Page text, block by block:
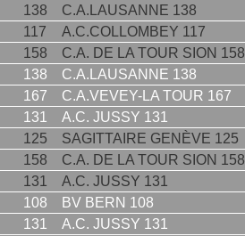
138 C.A.LAUSANNE 138
117 A.C.COLLOMBEY 117
158 C.A. DE LA TOUR SION 158
138 C.A.LAUSANNE 138
167 C.A.VEVEY-LA TOUR 167
131 A.C. JUSSY 131
125 SAGITTAIRE GENÈVE 125
158 C.A. DE LA TOUR SION 158
131 A.C. JUSSY 131
108 BV BERN 108
131 A.C. JUSSY 131